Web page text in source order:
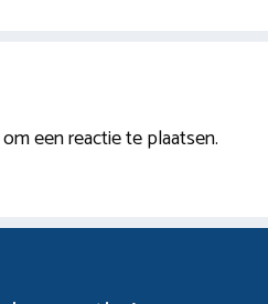
om een reactie te plaatsen.